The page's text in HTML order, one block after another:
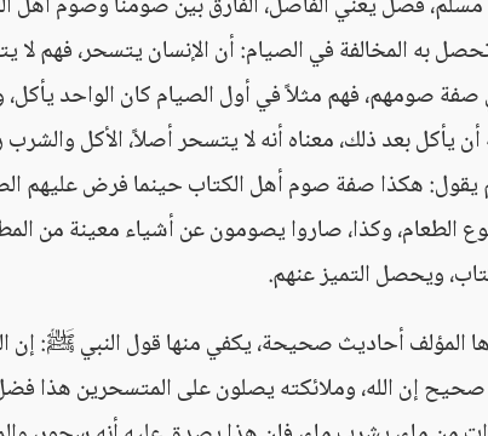
تحصل به المخالفة في الصيام: أن الإنسان يتسحر، فهم
صومهم، فهم مثلاً في أول الصيام كان الواحد يأكل،
أن يأكل بعد ذلك، معناه أنه لا يتسحر أصلاً، الأكل
يقول: هكذا صفة صوم أهل الكتاب حينما فرض عليهم
الطعام، وكذا، صاروا يصومون عن أشياء معينة من
ويحصل التميز عنهم.
المؤلف أحاديث صحيحة، يكفي منها قول النبي ﷺ: إن
إن الله، وملائكته يصلون على المتسحرين هذا